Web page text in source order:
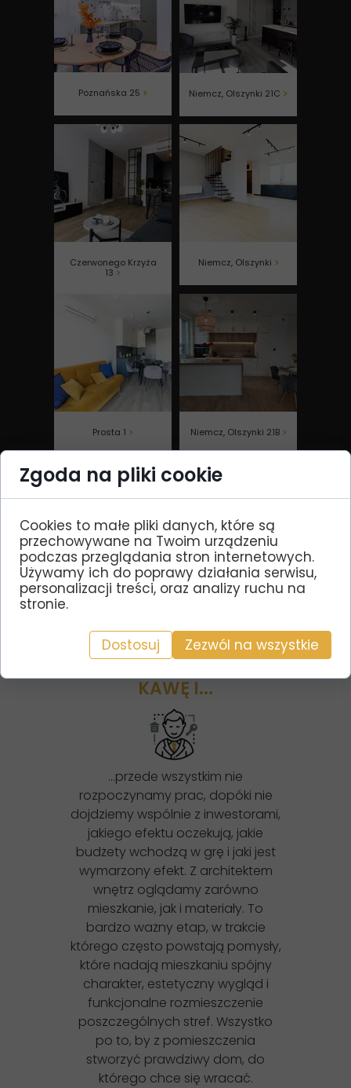
Niemcz, Olszynki 21B >
Niemcz, Olszynki >
Niemcz, Olszynki 21C >
Prosta 1 >
Czerwonego Krzyża
13 >
Poznańska 25 >
…przede wszystkim nie
rozpoczynamy prac, dopóki nie
dojdziemy wspólnie z inwestorami,
jakiego efektu oczekują, jakie
budżety wchodzą w grę i jaki jest
wymarzony efekt. Z architektem
wnętrz oglądamy zarówno
mieszkanie, jak i materiały. To
bardzo ważny etap, w trakcie
którego często powstają pomysły,
które nadają mieszkaniu spójny
charakter, estetyczny wygląd i
funkcjonalne rozmieszczenie
poszczególnych stref. Wszystko
po to, by z pomieszczenia
stworzyć prawdziwy dom, do
którego chce się wracać.
KAWĘ I...
Chcesz wiedzieć, jak to
robimy, że nasi Klienci
mogą spać spokojnie,
gdy ich mieszkanie
Zgoda na pliki cookie
Cookies to małe pliki danych, które są
przechowywane na Twoim urządzeniu
podczas przeglądania stron internetowych.
Używamy ich do poprawy działania serwisu,
personalizacji treści, oraz analizy ruchu na
stronie.
Dostosuj Zezwól na wszystkie